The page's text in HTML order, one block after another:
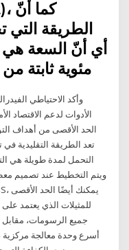
الطريقة التي
أي أنّ السعة هي
مئوية ثابتة
وأكد الاحتياطي
الأدوات لدعم الاقتصاد
الحد الأقصى من أهداف
التحمل لمدة طويلة هي
للمثيلات الذي يعتمد
جميع الرسومات، مقابل